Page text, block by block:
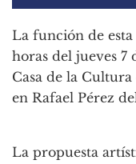
La función de
horas del jueves 7
Casa de la
en Rafael Pérez
La propuesta